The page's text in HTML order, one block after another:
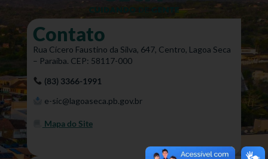
Contato
Rua Cícero Faustino da Silva, 647, Centro, Lagoa Seca
– Paraíba. CEP: 58117-000
(83) 3366-1991
e-sic@lagoaseca.pb.gov.br
Mapa do Site